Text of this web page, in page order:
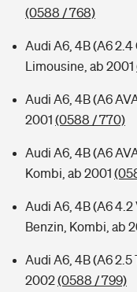
(0588 / 768)
Audi A6, 4B (A6 2.4
Limousine, ab 2001
Audi A6, 4B (A6
2001 (0588 / 770)
Audi A6, 4B (A6
Kombi, ab 2001
Audi A6, 4B (A6 4.2
Benzin, Kombi, ab
Audi A6, 4B (A6 2.5
2002(0588 / 799)